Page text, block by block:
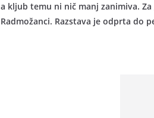
a kljub temu ni nič manj zanimiva.
Radmožanci. Razstava je odprta do